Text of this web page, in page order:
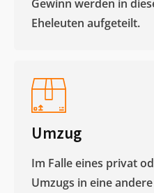
Gewinn werden in
Eheleuten aufgeteilt.​
Umzug
Im Falle eines privat
Umzugs in eine